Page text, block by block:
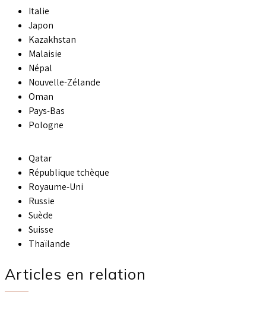
Italie
Japon
Kazakhstan
Malaisie
Népal
Nouvelle-Zélande
Oman
Pays-Bas
Pologne
Qatar
République tchèque
Royaume-Uni
Russie
Suède
Suisse
Thaïlande
Articles en relation